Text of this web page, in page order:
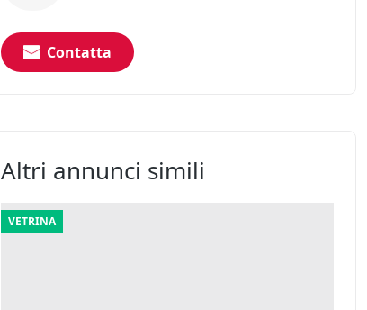
Contatta
Altri annunci simili
VETRINA